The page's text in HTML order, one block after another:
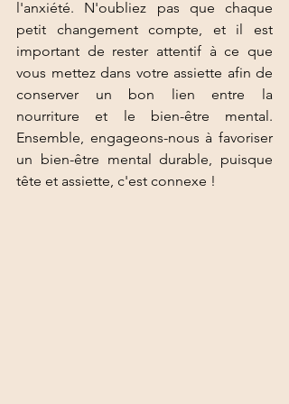
l'anxiété. N'oubliez pas que chaque
petit changement compte, et il est
important de rester attentif à ce que
vous mettez dans votre assiette afin de
conserver un bon lien entre la
nourriture et le bien-être mental.
Ensemble, engageons-nous à favoriser
un bien-être mental durable, puisque
tête et assiette, c'est connexe !